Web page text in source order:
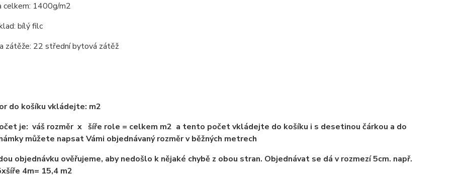
celkem: 1400g/m2
bílý filc
zátěže: 22 střední bytová zátěž
do košíku vkládejte: m2
je: váš rozměr x šíře role = celkem m2 a tento počet vkládejte do košíku i s desetinou čárkou a do
můžete napsat Vámi objednávaný rozměr v běžných metrech
objednávku ověřujeme, aby nedošlo k nějaké chybě z obou stran. Objednávat se dá v rozmezí 5cm. např.
4m= 15,4 m2